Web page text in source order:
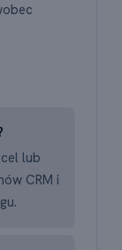
lub
CRM i